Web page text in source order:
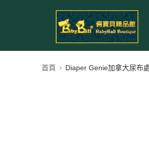
首頁 Diaper Genie加拿大尿布